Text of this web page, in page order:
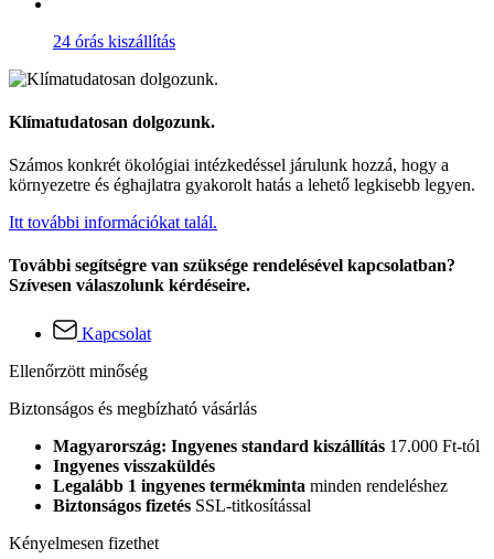
24 órás kiszállítás
Klímatudatosan dolgozunk.
Számos konkrét ökológiai intézkedéssel járulunk hozzá, hogy a
környezetre és éghajlatra gyakorolt hatás a lehető legkisebb legyen.
Itt további információkat talál.
További segítségre van szüksége rendelésével kapcsolatban?
Szívesen válaszolunk kérdéseire.
Kapcsolat
Ellenőrzött minőség
Biztonságos és megbízható vásárlás
Magyarország: Ingyenes standard kiszállítás 17.000 Ft-tól
Ingyenes visszaküldés
Legalább 1 ingyenes termékminta minden rendeléshez
Biztonságos fizetés SSL-titkosítással
Kényelmesen fizethet